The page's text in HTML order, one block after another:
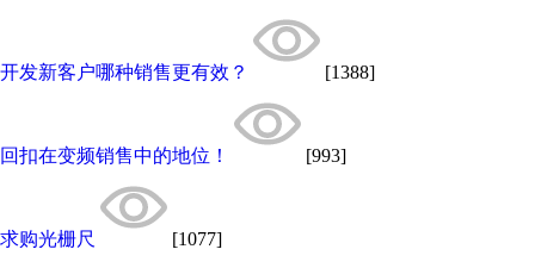
开发新客户哪种销售更有效？ [1388]
回扣在变频销售中的地位！ [993]
求购光栅尺 [1077]